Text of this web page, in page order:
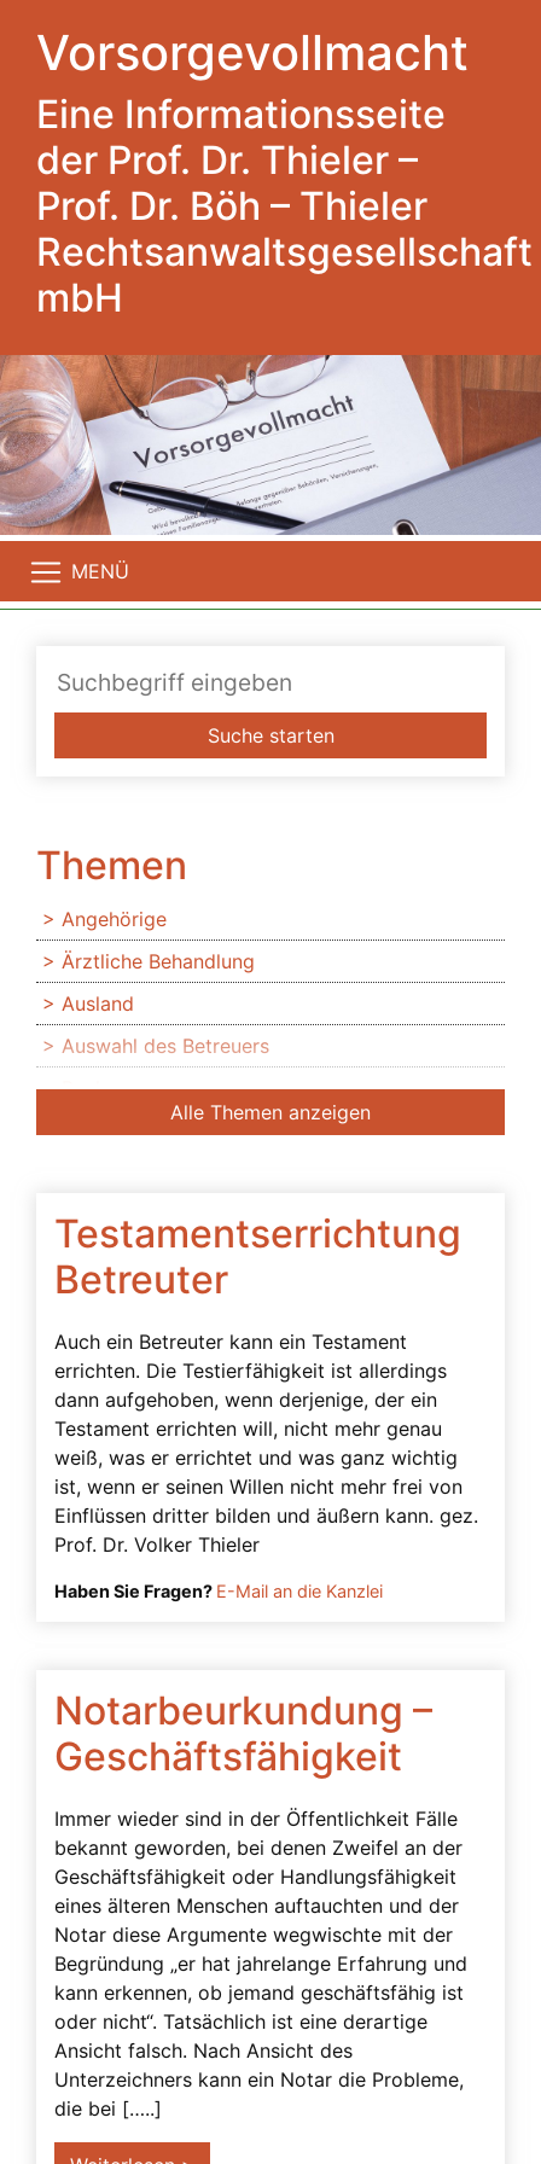
Vorsorgevollmacht
Eine Informationsseite
der Prof. Dr. Thieler –
Prof. Dr. Böh – Thieler
Rechtsanwaltsgesellschaft
mbH
MENÜ
Suche starten
Testamentserrichtung
Betreuter
Auch ein Betreuter kann ein Testament
errichten. Die Testierfähigkeit ist allerdings
dann aufgehoben, wenn derjenige, der ein
Testament errichten will, nicht mehr genau
weiß, was er errichtet und was ganz wichtig
ist, wenn er seinen Willen nicht mehr frei von
Einflüssen dritter bilden und äußern kann. gez.
Prof. Dr. Volker Thieler
Haben Sie Fragen? E-Mail an die Kanzlei
Notarbeurkundung –
Geschäftsfähigkeit
Immer wieder sind in der Öffentlichkeit Fälle
bekannt geworden, bei denen Zweifel an der
Geschäftsfähigkeit oder Handlungsfähigkeit
eines älteren Menschen auftauchten und der
Notar diese Argumente wegwischte mit der
Begründung „er hat jahrelange Erfahrung und
kann erkennen, ob jemand geschäftsfähig ist
oder nicht“. Tatsächlich ist eine derartige
Ansicht falsch. Nach Ansicht des
Unterzeichners kann ein Notar die Probleme,
die bei […..]
Themen
Angehörige
Ärztliche Behandlung
Ausland
Auswahl des Betreuers
Banken
Bedingte Vollmacht
Beglaubigung
Beratung des Bevollmächtigten durch das
Betreuungsgericht
Beschwerdebefugnis
Besuchsverbot
Beteiligte
Betreuerbestellung
Betreuervergütung
Betreuung
Betreuung in Österreich
Betreuungsverfügung
Bevollmächtigter
Demenz
Einsichtsfähigkeit
einstweilige Verfügung
Einwilligungsfähigkeit
Einwilligungsvorbehalt
Ergänzungsbetreuung
Filme
Alle Themen anzeigen